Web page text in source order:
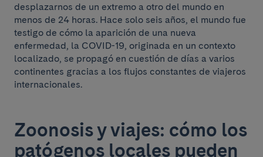
desplazarnos de un extremo a otro del mundo en
menos de 24 horas. Hace solo seis años, el mundo fue
testigo de cómo la aparición de una nueva
enfermedad, la COVID-19, originada en un contexto
localizado, se propagó en cuestión de días a varios
continentes gracias a los flujos constantes de viajeros
internacionales.
Zoonosis y viajes: cómo los
patógenos locales pueden